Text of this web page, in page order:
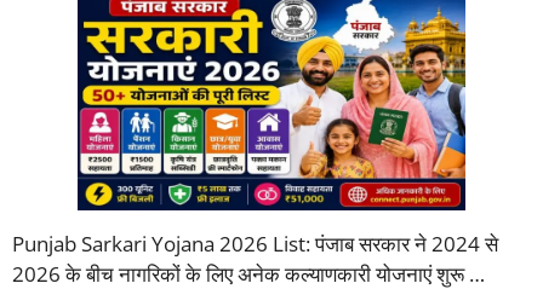
Punjab Sarkari Yojana 2026 List: पंजाब सरकार ने 2024 से
2026 के बीच नागरिकों के लिए अनेक कल्याणकारी योजनाएं शुरू …